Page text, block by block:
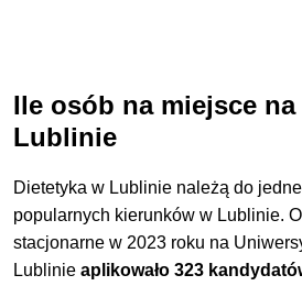
Ile osób na miejsce
Lublinie
Dietetyka w Lublinie należą do
popularnych kierunków w Lublinie.
stacjonarne w 2023 roku na
Lublinieaplikowało 323